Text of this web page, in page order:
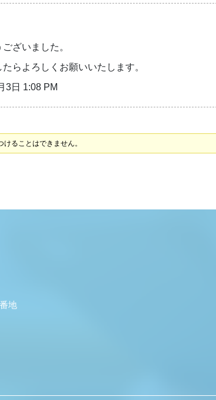
ざいました。
らよろしくお願いいたします。
3日 1:08 PM
ることはできません。
地